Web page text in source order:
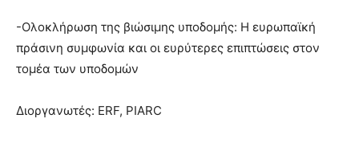
-Ολοκλήρωση της βιώσιμης υποδομής: Η ευρωπαϊκή
πράσινη συμφωνία και οι ευρύτερες επιπτώσεις στον
τομέα των υποδομών
Διοργανωτές: ERF, PIARC